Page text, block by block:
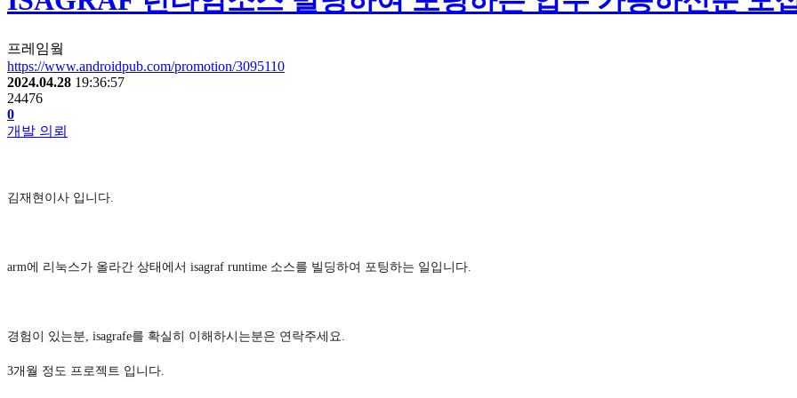
프레임웤
https://www.androidpub.com/promotion/3095110
2024.04.28 19:36:57
24476
0
개발 의뢰
김재현이사 입니다.
arm에 리눅스가 올라간 상태에서 isagraf runtime 소스를 빌딩하여 포팅하는 일입니다.
경험이 있는분, isagrafe를 확실히 이해하시는분은 연락주세요.
3개월 정도 프로젝트 입니다.